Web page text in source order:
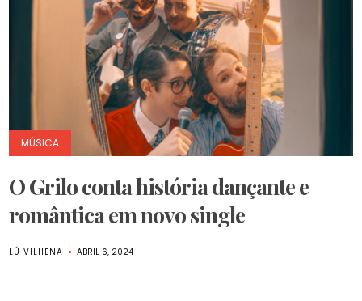
MÚSICA
O Grilo conta história dançante e
romântica em novo single
LÚ VILHENA ABRIL 6, 2024